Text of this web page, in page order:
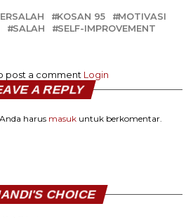
KOSAN 95
MOTIVASI
SALAH
SELF-IMPROVEMENT
post a comment Login
A REPLY
Anda harus masuk untuk berkomentar.
CHOICE